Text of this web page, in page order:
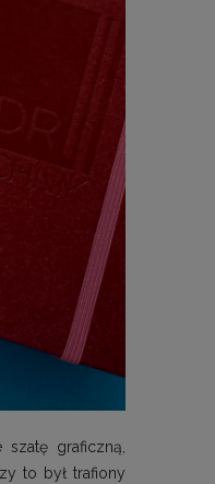
graficzną,
to był trafiony